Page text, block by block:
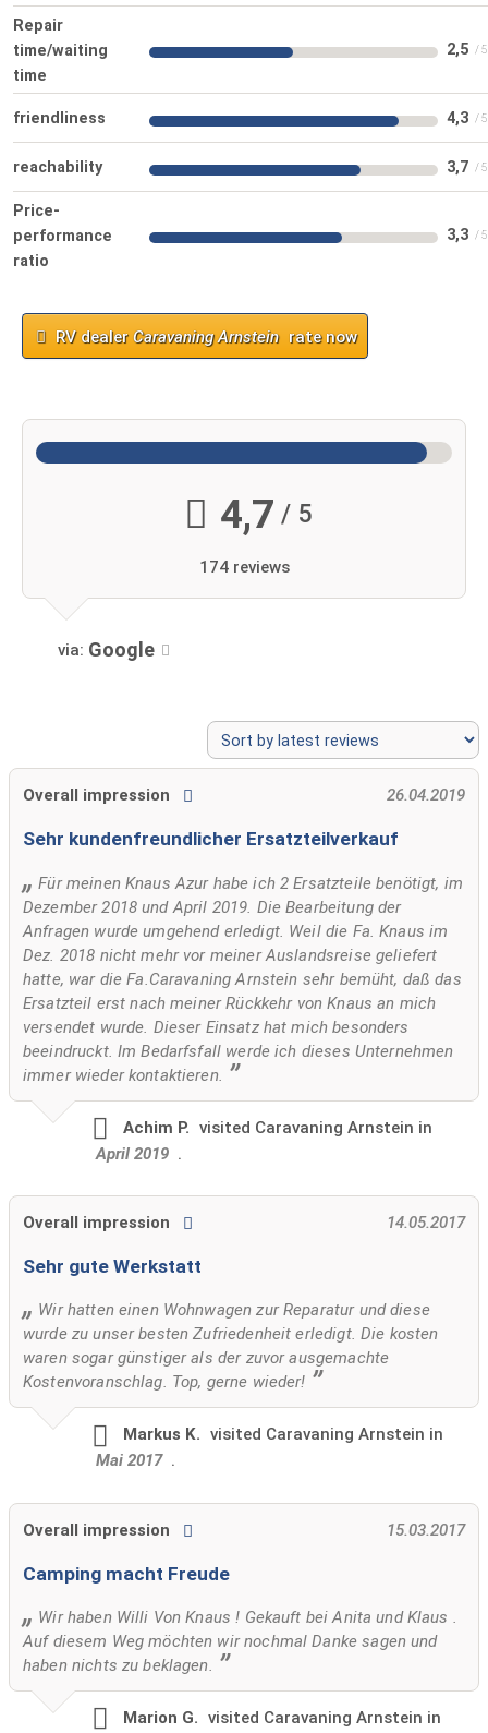
Repair
time/waiting
time
2,5
friendliness 4,3
reachability 3,7
Price-
performance
ratio
3,3
RV dealer Caravaning Arnstein rate now
4,7 / 5
174 reviews
via: Google
Overall impression 26.04.2019
Sehr kundenfreundlicher Ersatzteilverkauf
Für meinen Knaus Azur habe ich 2 Ersatzteile benötigt, im
Dezember 2018 und April 2019. Die Bearbeitung der
Anfragen wurde umgehend erledigt. Weil die Fa. Knaus im
Dez. 2018 nicht mehr vor meiner Auslandsreise geliefert
hatte, war die Fa.Caravaning Arnstein sehr bemüht, daß das
Ersatzteil erst nach meiner Rückkehr von Knaus an mich
versendet wurde. Dieser Einsatz hat mich besonders
beeindruckt. Im Bedarfsfall werde ich dieses Unternehmen
immer wieder kontaktieren.
Achim P. visited Caravaning Arnstein in
April 2019 .
Overall impression 14.05.2017
Sehr gute Werkstatt
Wir hatten einen Wohnwagen zur Reparatur und diese
wurde zu unser besten Zufriedenheit erledigt. Die kosten
waren sogar günstiger als der zuvor ausgemachte
Kostenvoranschlag. Top, gerne wieder!
Markus K. visited Caravaning Arnstein in
Mai 2017 .
Overall impression 15.03.2017
Camping macht Freude
Wir haben Willi Von Knaus ! Gekauft bei Anita und Klaus .
Auf diesem Weg möchten wir nochmal Danke sagen und
haben nichts zu beklagen.
Marion G. visited Caravaning Arnstein in